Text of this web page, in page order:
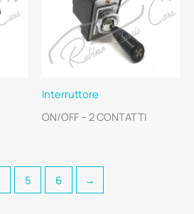
Interruttore
ON/OFF – 2 CONTATTI
5 6 →